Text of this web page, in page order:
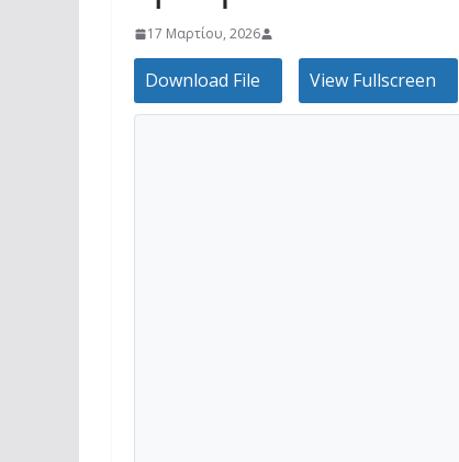
17 Μαρτίου, 2026
Download File View Fullscreen